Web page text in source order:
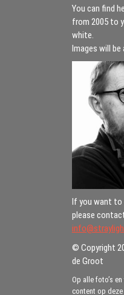
You can find
from 2005 to
white.
Images will be
If you want to
please
© Copyright
de Groot
Op alle foto’s
content op